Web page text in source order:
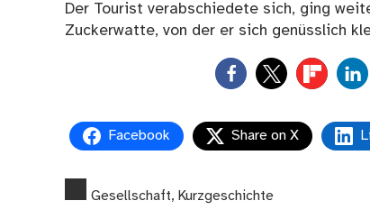
Der Tourist verabschiedete sich, ging
Zuckerwatte, von der er sich genüsslich
Facebook Share on X
Gesellschaft, Kurzgeschichte